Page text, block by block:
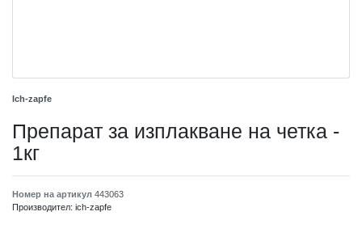
Ich-zapfe
Препарат за изплакване на четка -
1кг
Номер на артикул 443063
Производител: ich-zapfe